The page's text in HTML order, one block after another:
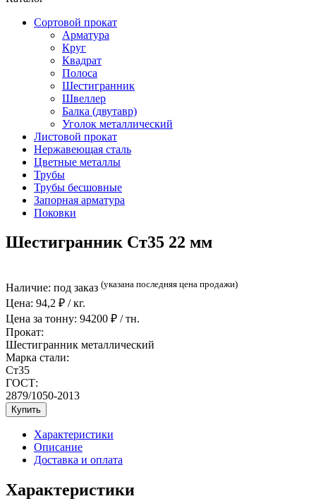
Сортовой прокат
Арматура
Круг
Квадрат
Полоса
Шестигранник
Швеллер
Балка (двутавр)
Уголок металлический
Листовой прокат
Нержавеющая сталь
Цветные металлы
Трубы
Трубы бесшовные
Запорная арматура
Поковки
Шестигранник Ст35 22 мм
Наличие: под заказ (указана последняя цена продажи)
Цена: 94,2 ₽ / кг.
Цена за тонну: 94200 ₽ / тн.
Прокат:
Шестигранник металлический
Марка стали:
Ст35
ГОСТ:
2879/1050-2013
Купить
Характеристики
Описание
Доставка и оплата
Характеристики